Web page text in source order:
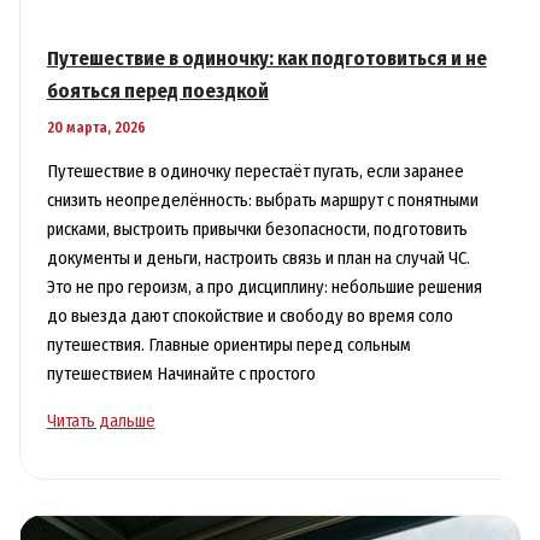
Путешествие в одиночку: как подготовиться и не
бояться перед поездкой
20 марта, 2026
Путешествие в одиночку перестаёт пугать, если заранее
снизить неопределённость: выбрать маршрут с понятными
рисками, выстроить привычки безопасности, подготовить
документы и деньги, настроить связь и план на случай ЧС.
Это не про героизм, а про дисциплину: небольшие решения
до выезда дают спокойствие и свободу во время соло
путешествия. Главные ориентиры перед сольным
путешествием Начинайте с простого
Путешествие
подготовиться
Читать дальше